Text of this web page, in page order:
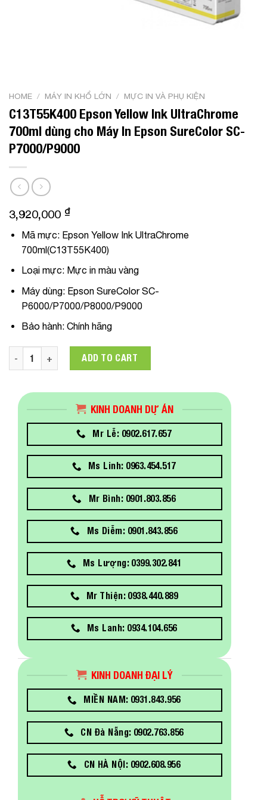
HOME / MÁY IN KHỔ LỚN / MỰC IN VÀ PHỤ KIỆN
C13T55K400 Epson Yellow Ink UltraChrome
700ml dùng cho Máy In Epson SureColor SC-
P7000/P9000
3,920,000 ₫
Mã mực: Epson Yellow Ink UltraChrome
700ml(C13T55K400)
Loại mực:Mực in màu vàng
Máy dùng: Epson SureColor SC-
P6000/P7000/P8000/P9000
Bảo hành:Chính hãng
C13T55K400 Epson Yellow Ink UltraChrome 700ml dùng
ADD TO CART
KINH DOANH DỰ ÁN
Mr Lễ: 0902.617.657
Ms Linh: 0963.454.517
Mr Bình: 0901.803.856
Ms Diễm: 0901.843.856
Ms Lượng: 0399.302.841
Mr Thiện: 0938.440.889
Ms Lanh: 0934.104.656
KINH DOANH ĐẠI LÝ
MIỀN NAM: 0931.843.956
CN Đà Nẵng: 0902.763.856
CN HÀ NỘI: 0902.608.956